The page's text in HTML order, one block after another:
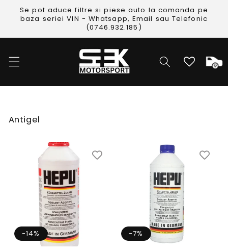
Skip to
content
Se pot aduce filtre si piese auto la comanda pe
baza seriei VIN - Whatsapp, Email sau Telefonic
(0746.932.185)
Cos
Categorie:
Antigel
-14% -7%